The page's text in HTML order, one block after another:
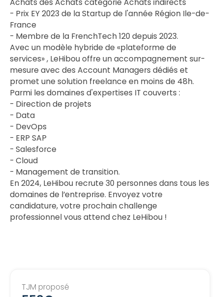
- Prix EY 2023 de la Startup de l'année Région Ile-de-
France
- Membre de la FrenchTech 120 depuis 2023.
Avec un modèle hybride de «plateforme de
services» , LeHibou offre un accompagnement sur-
mesure avec des Account Managers dédiés et
promet une solution freelance en moins de 48h.
Parmi les domaines d'expertises IT couverts :
- Direction de projets
- Data
- DevOps
- ERP SAP
- Salesforce
- Cloud
- Management de transition.
En 2024, LeHibou recrute 30 personnes dans tous les
domaines de l’entreprise. Envoyez votre
candidature, votre prochain challenge
professionnel vous attend chez LeHibou !
TJM proposé